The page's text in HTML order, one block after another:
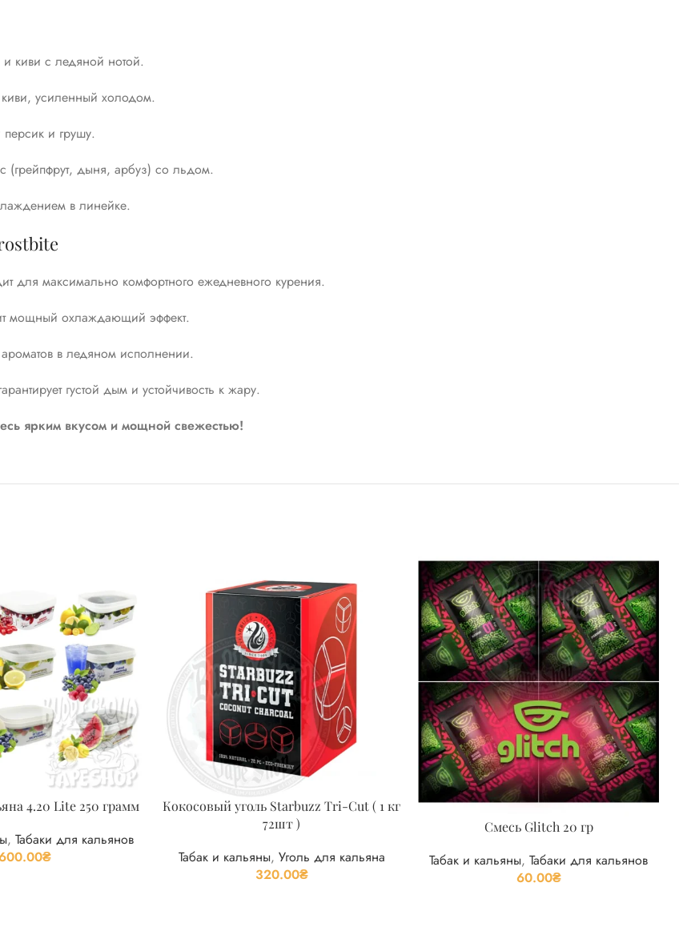
и киви с ледяной нотой.
усиленный холодом.
и грушу.
дыня, арбуз) со льдом.
в линейке.
для максимально комфортного ежедневного курения.
мощный охлаждающий эффект.
в ледяном исполнении.
густой дым и устойчивость к жару.
ярким вкусом и мощной свежестью!
4.20 Lite 250 грамм
, Табаки для кальянов
₴
Кокосовый уголь Starbuzz Tri-Cut ( 1 кг
72шт )
Табак и кальяны, Уголь для кальяна
320.00₴
Смесь Glitch 20 гр
Табак и кальяны, Табаки для кальянов
60.00₴